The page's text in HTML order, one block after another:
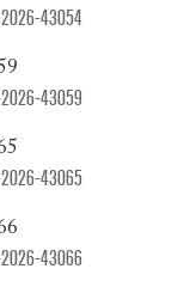
43054
43059
43065
43066